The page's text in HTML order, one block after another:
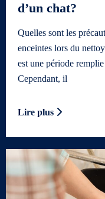
d’un chat?
Quelles sont les
enceintes lors du
est une période
Cependant, il
Lire plus